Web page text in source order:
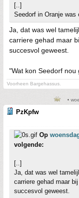
[..]
Seedorf in Oranje was
Ja, dat was wel
carriere gehad maar
succesvol geweest.
"Wat kon Seedorf
Voorheen Bargehassus.
•
PzKpfw
Op
volgende:
[..]
Ja, dat was wel
carriere gehad maar
succesvol geweest.